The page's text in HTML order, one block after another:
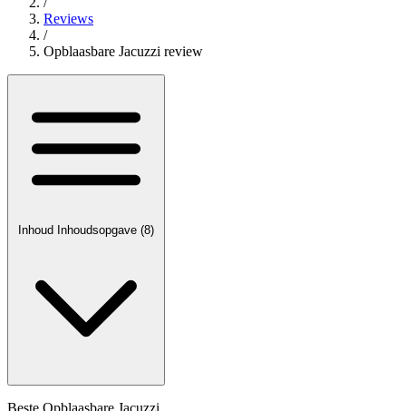
Reviews
/
Opblaasbare Jacuzzi review
Inhoud Inhoudsopgave (8)
Beste Opblaasbare Jacuzzi